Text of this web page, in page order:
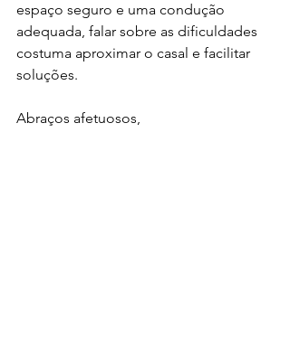
espaço seguro e uma condução
adequada, falar sobre as dificuldades
costuma aproximar o casal e facilitar
soluções.
Abraços afetuosos,